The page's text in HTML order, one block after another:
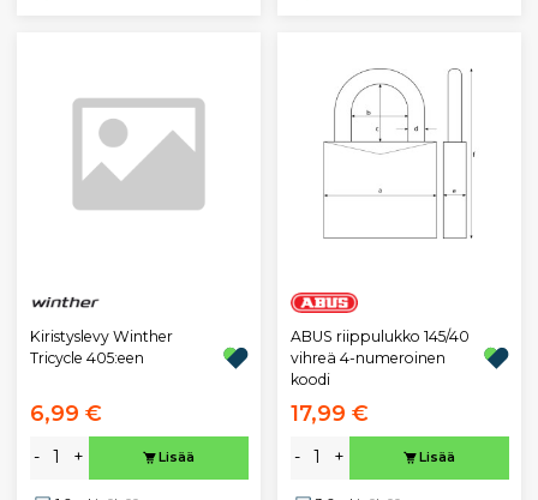
Kiristyslevy Winther
Tricycle 405:een
6,99 €
- + Lisää
ABUS riippulukko 145/40
vihreä 4-numeroinen
koodi
17,99 €
- + Lisää